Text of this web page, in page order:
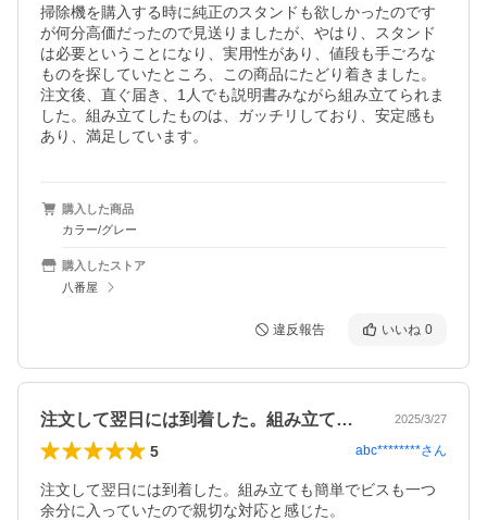
掃除機を購入する時に純正のスタンドも欲しかったのです
が何分高価だったので見送りましたが、やはり、スタンド
は必要ということになり、実用性があり、値段も手ごろな
ものを探していたところ、この商品にたどり着きました。
注文後、直ぐ届き、1人でも説明書みながら組み立てられま
した。組み立てしたものは、ガッチリしており、安定感も
あり、満足しています。
購入した商品
カラー/グレー
購入したストア
八番屋
違反報告 いいね 0
注文して翌日には到着した。組み立ても簡… 2025/3/27
5 abc********さん
注文して翌日には到着した。組み立ても簡単でビスも一つ
余分に入っていたので親切な対応と感じた。